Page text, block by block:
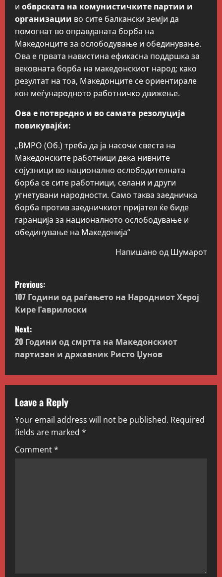
и обврската на комунистичките партии и
организации во сите балкански земји да
помогнат во оправданата борба на
Македонците за ослободување и обединување.
Ова е првата навистина ефикасна поддршка за
вековната борба на македонскиот народ; како
резултат на тоа, Македонците се ориентирале
кон меѓународното работничко движење.
Ова е потвредно и во самата резолуција
повикувајќи:
„ВМРО (Об.) треба да ја насочи свеста на
Македонските работници дека нивните
сојузници во национално ослободителната
борба се сите работници, селани и други
угнетувани народности. Само таква заедничка
борба против заедничкиот пријател ќе биде
гаранција за националното ослободување и
обединување на Македонија“
Напишано од Шумарот
P
o
s
t
n
a
v
i
g
Previous:
107 Години од раѓањето на Народниот Херој
Кире Гаврилоски
Next:
20 Години од смртта на Македонскиот
партизан и државник Ристо Џунов
Leave a Reply
Your email address will not be published. Required
fields are marked *
Comment*